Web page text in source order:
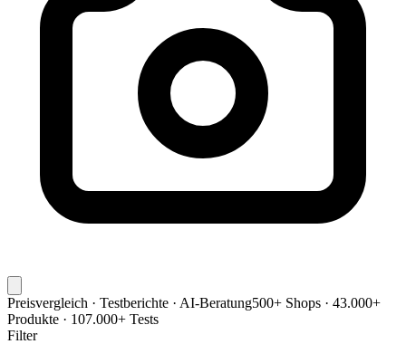
Preisvergleich · Testberichte · AI-Beratung500+ Shops · 43.000+
Produkte · 107.000+ Tests
Filter